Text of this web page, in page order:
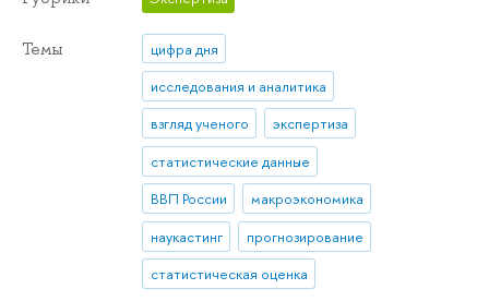
Темы
цифра дня
исследования и аналитика
взгляд ученого
экспертиза
статистические данные
ВВП России
макроэкономика
наукастинг
прогнозирование
статистическая оценка